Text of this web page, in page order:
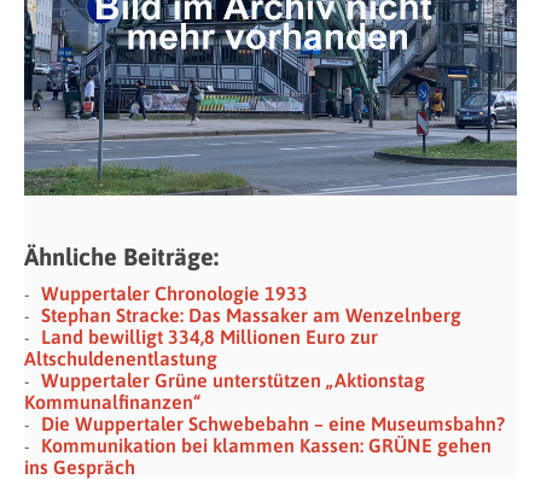
Ähnliche Beiträge:
Wuppertaler Chronologie 1933
Stephan Stracke: Das Massaker am Wenzelnberg
Land bewilligt 334,8 Millionen Euro zur
Altschuldenentlastung
Wuppertaler Grüne unterstützen „Aktionstag
Kommunalfinanzen“
Die Wuppertaler Schwebebahn – eine Museumsbahn?
Kommunikation bei klammen Kassen: GRÜNE gehen
ins Gespräch